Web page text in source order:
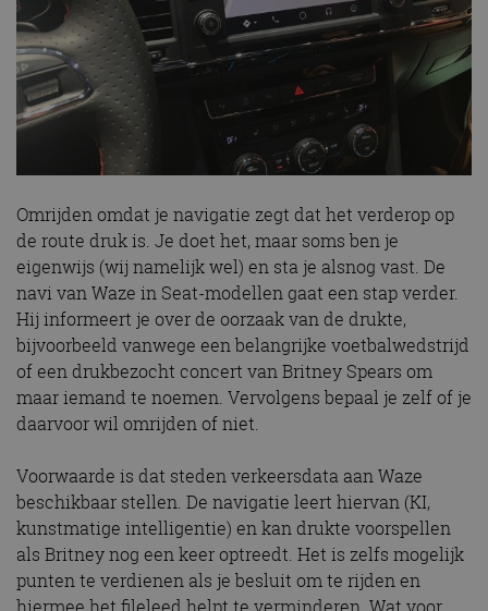
Omrijden omdat je navigatie zegt dat het verderop op
de route druk is. Je doet het, maar soms ben je
eigenwijs (wij namelijk wel) en sta je alsnog vast. De
navi van Waze in Seat-modellen gaat een stap verder.
Hij informeert je over de oorzaak van de drukte,
bijvoorbeeld vanwege een belangrijke voetbalwedstrijd
of een drukbezocht concert van Britney Spears om
maar iemand te noemen. Vervolgens bepaal je zelf of je
daarvoor wil omrijden of niet.
Voorwaarde is dat steden verkeersdata aan Waze
beschikbaar stellen. De navigatie leert hiervan (KI,
kunstmatige intelligentie) en kan drukte voorspellen
als Britney nog een keer optreedt. Het is zelfs mogelijk
punten te verdienen als je besluit om te rijden en
hiermee het fileleed helpt te verminderen. Wat voor